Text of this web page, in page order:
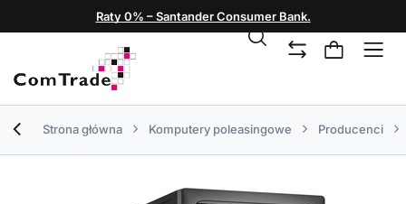
Raty 0% – Santander Consumer Bank.
Strona główna Komputery poleasingowe Producenci